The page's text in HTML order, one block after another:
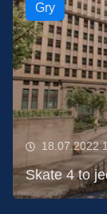
Gry
18.07.2022
Skate 4 to